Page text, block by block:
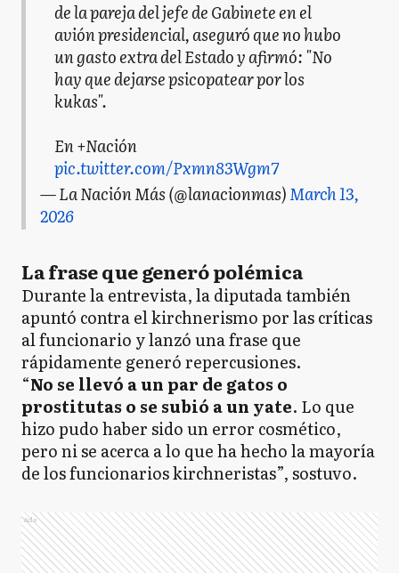
de la pareja del jefe de Gabinete en el
avión presidencial, aseguró que no hubo
un gasto extra del Estado y afirmó: "No
hay que dejarse psicopatear por los
kukas".
En +Nación
pic.twitter.com/Pxmn83Wgm7
— La Nación Más (@lanacionmas)March 13,
2026
La frase que generó polémica
Durante la entrevista, la diputada también
apuntó contra el kirchnerismo por las críticas
al funcionario y lanzó una frase que
rápidamente generó repercusiones.
“No se llevó a un par de gatos o
prostitutas o se subió a un yate. Lo que
hizo pudo haber sido un error cosmético,
pero ni se acerca a lo que ha hecho la mayoría
de los funcionarios kirchneristas”, sostuvo.
Ads